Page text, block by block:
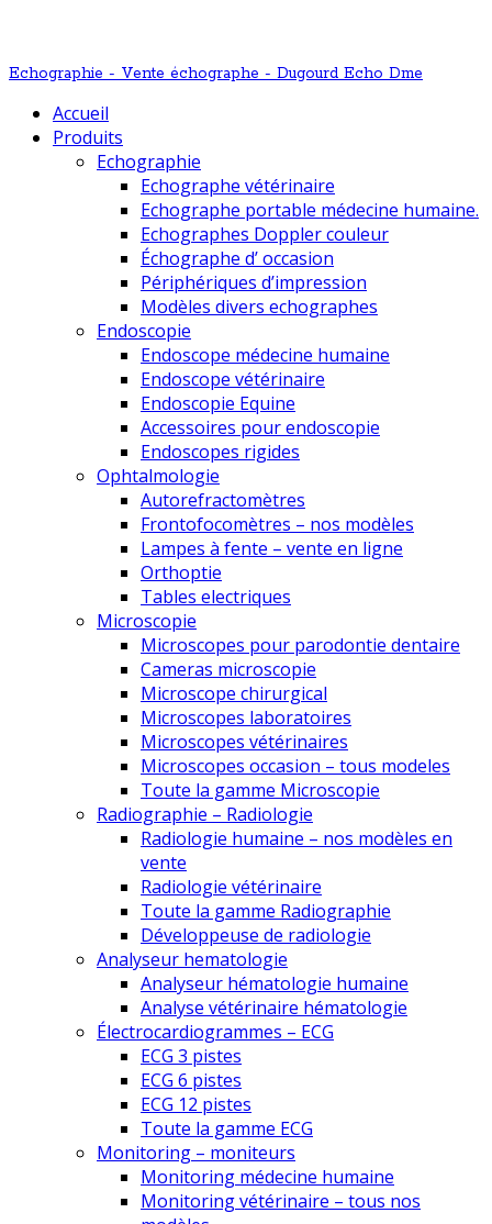
Echographie - Vente échographe - Dugourd Echo Dme
Accueil
Produits
Echographie
Echographe vétérinaire
Echographe portable médecine humaine.
Echographes Doppler couleur
Échographe d’ occasion
Périphériques d’impression
Modèles divers echographes
Endoscopie
Endoscope médecine humaine
Endoscope vétérinaire
Endoscopie Equine
Accessoires pour endoscopie
Endoscopes rigides
Ophtalmologie
Autorefractomètres
Frontofocomètres – nos modèles
Lampes à fente – vente en ligne
Orthoptie
Tables electriques
Microscopie
Microscopes pour parodontie dentaire
Cameras microscopie
Microscope chirurgical
Microscopes laboratoires
Microscopes vétérinaires
Microscopes occasion – tous modeles
Toute la gamme Microscopie
Radiographie – Radiologie
Radiologie humaine – nos modèles en
vente
Radiologie vétérinaire
Toute la gamme Radiographie
Développeuse de radiologie
Analyseur hematologie
Analyseur hématologie humaine
Analyse vétérinaire hématologie
Électrocardiogrammes – ECG
ECG 3 pistes
ECG 6 pistes
ECG 12 pistes
Toute la gamme ECG
Monitoring – moniteurs
Monitoring médecine humaine
Monitoring vétérinaire – tous nos